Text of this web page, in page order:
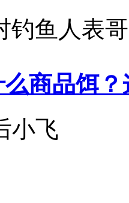
钓鱼人表哥
商品饵
小飞